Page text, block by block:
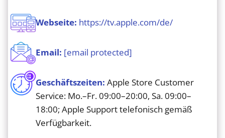
Webseite: https://tv.apple.com/de/
Email: [email protected]
Geschäftszeiten: Apple Store Customer
Service: Mo.–Fr. 09:00–20:00, Sa. 09:00–
18:00; Apple Support telefonisch gemäß
Verfügbarkeit.